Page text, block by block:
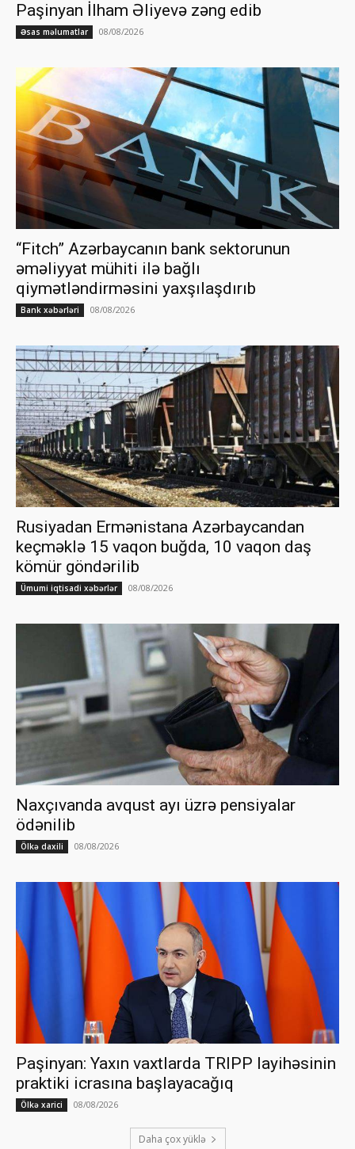
Paşinyan İlham Əliyevə zəng edib
Əsas məlumatlar 08/08/2026
“Fitch” Azərbaycanın bank sektorunun
əməliyyat mühiti ilə bağlı
qiymətləndirməsini yaxşılaşdırıb
Bank xəbərləri 08/08/2026
Rusiyadan Ermənistana Azərbaycandan
keçməklə 15 vaqon buğda, 10 vaqon daş
kömür göndərilib
Ümumi iqtisadi xəbərlər 08/08/2026
Naxçıvanda avqust ayı üzrə pensiyalar
ödənilib
Ölkə daxili 08/08/2026
Paşinyan: Yaxın vaxtlarda TRIPP layihəsinin
praktiki icrasına başlayacağıq
Ölkə xarici 08/08/2026
Daha çox yüklə